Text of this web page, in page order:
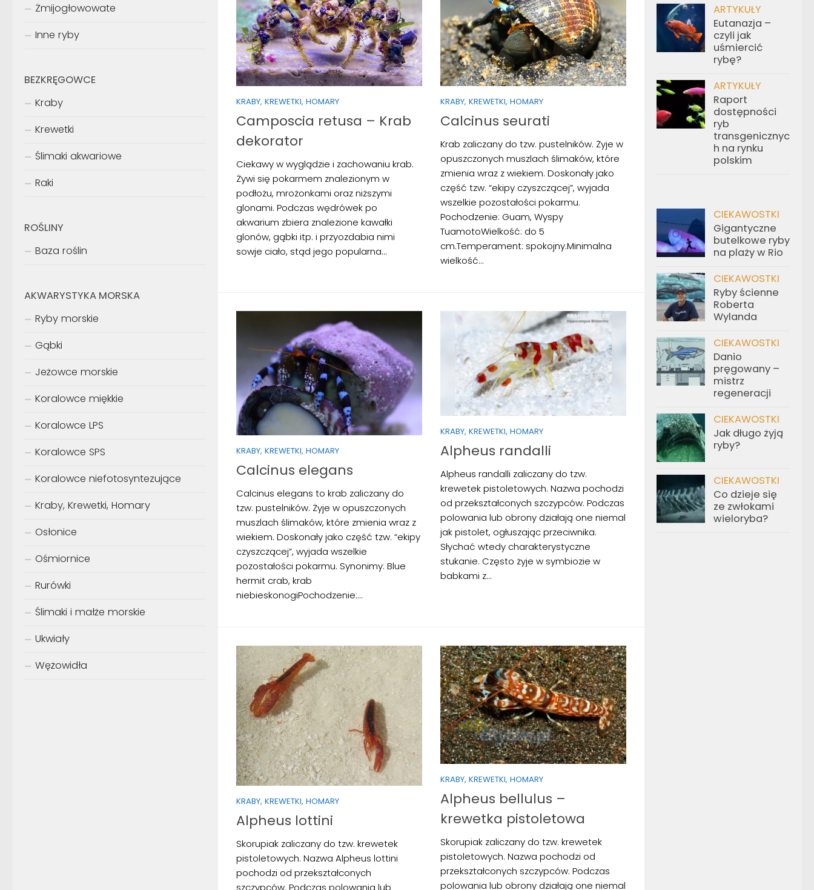
KRABY, KREWETKI, HOMARY
Camposcia retusa – Krab
dekorator
Ciekawy w wyglądzie i zachowaniu krab.
Żywi się pokarmem znalezionym w
podłożu, mrożonkami oraz niższymi
glonami. Podczas wędrówek po
akwarium zbiera znalezione kawałki
glonów, gąbki itp. i przyozdabia nimi
sowje ciało, stąd jego popularna...
KRABY, KREWETKI, HOMARY
Calcinus seurati
Krab zaliczany do tzw. pustelników. Żyje w
opuszczonych muszlach ślimaków, które
zmienia wraz z wiekiem. Doskonały jako
część tzw. “ekipy czyszczącej”, wyjada
wszelkie pozostałości pokarmu.
Pochodzenie: Guam, Wyspy
TuamotoWielkość: do 5
cm.Temperament: spokojny.Minimalna
wielkość...
KRABY, KREWETKI, HOMARY
Calcinus elegans
Calcinus elegans to krab zaliczany do
tzw. pustelników. Żyje w opuszczonych
muszlach ślimaków, które zmienia wraz z
wiekiem. Doskonały jako część tzw. “ekipy
czyszczącej”, wyjada wszelkie
pozostałości pokarmu. Synonimy: Blue
hermit crab, krab
niebieskonogiPochodzenie:...
KRABY, KREWETKI, HOMARY
Alpheus randalli
Alpheus randalli zaliczany do tzw.
krewetek pistoletowych. Nazwa pochodzi
od przekształconych szczypców. Podczas
polowania lub obrony działają one niemal
jak pistolet, ogłuszając przeciwnika.
Słychać wtedy charakterystyczne
stukanie. Często żyje w symbiozie w
babkami z...
KRABY, KREWETKI, HOMARY
Alpheus lottini
Skorupiak zaliczany do tzw. krewetek
pistoletowych. Nazwa Alpheus lottini
pochodzi od przekształconych
szczypców. Podczas polowania lub
KRABY, KREWETKI, HOMARY
Alpheus bellulus –
krewetka pistoletowa
Skorupiak zaliczany do tzw. krewetek
pistoletowych. Nazwa pochodzi od
przekształconych szczypców. Podczas
polowania lub obrony działają one niemal
Żmijogłowowate
Inne ryby
BEZKRĘGOWCE
Kraby
Krewetki
Ślimaki akwariowe
Raki
ROŚLINY
Baza roślin
AKWARYSTYKA MORSKA
Ryby morskie
Gąbki
Jeżowce morskie
Koralowce miękkie
Koralowce LPS
Koralowce SPS
Koralowce niefotosyntezujące
Kraby, Krewetki, Homary
Osłonice
Ośmiornice
Rurówki
Ślimaki i małże morskie
Ukwiały
Wężowidła
ARTYKUŁY
Eutanazja –
czyli jak
uśmiercić
rybę?
ARTYKUŁY
Raport
dostępności
ryb
transgenicznyc
h na rynku
polskim
CIEKAWOSTKI
Gigantyczne
butelkowe ryby
na plaży w Rio
CIEKAWOSTKI
Ryby ścienne
Roberta
Wylanda
CIEKAWOSTKI
Danio
pręgowany –
mistrz
regeneracji
CIEKAWOSTKI
Jak długo żyją
ryby?
CIEKAWOSTKI
Co dzieje się
ze zwłokami
wieloryba?